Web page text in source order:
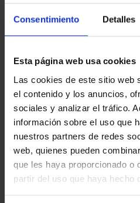
Consentimiento Detalles
Esta página web usa cookies
Las cookies de este sitio web
el contenido y los anuncios,
sociales y analizar el tráfico.
información sobre el uso que
nuestros partners de redes
web, quienes pueden
que les haya proporcionado o
partir del uso que haya hecho
€140.00
€115.70 (Taxes not incl.)